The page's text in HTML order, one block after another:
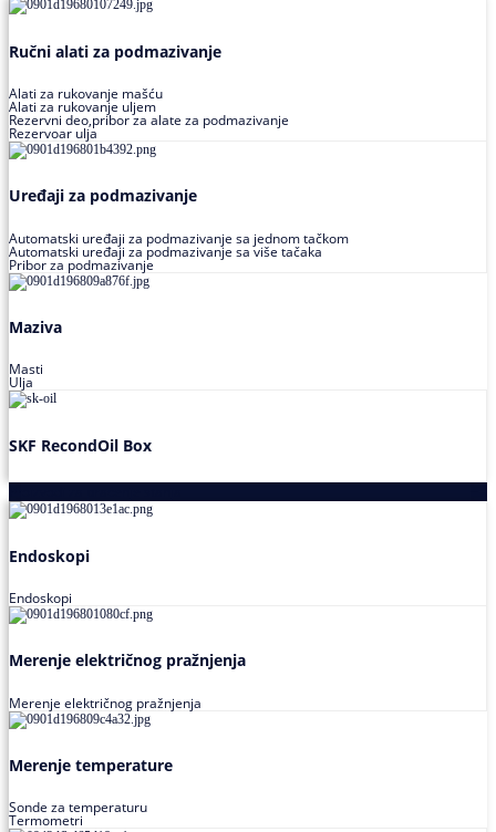
Ručni alati za podmazivanje
Alati za rukovanje mašću
Alati za rukovanje uljem
Rezervni deo,pribor za alate za podmazivanje
Rezervoar ulja
Uređaji za podmazivanje
Automatski uređaji za podmazivanje sa jednom tačkom
Automatski uređaji za podmazivanje sa više tačaka
Pribor za podmazivanje
Maziva
Masti
Ulja
SKF RecondOil Box
Endoskopi
Endoskopi
Merenje električnog pražnjenja
Merenje električnog pražnjenja
Merenje temperature
Sonde za temperaturu
Termometri